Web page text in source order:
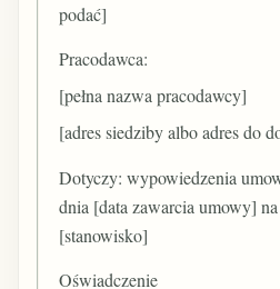
podać]
Pracodawca:
[pełna nazwa pracodawcy]
[adres siedziby albo adres do
Dotyczy: wypowiedzenia
dnia [data zawarcia umowy]
[stanowisko]
Oświadczenie